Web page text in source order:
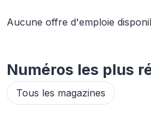
Aucune offre d'emploie
Numéros les plus
Tous les magazines